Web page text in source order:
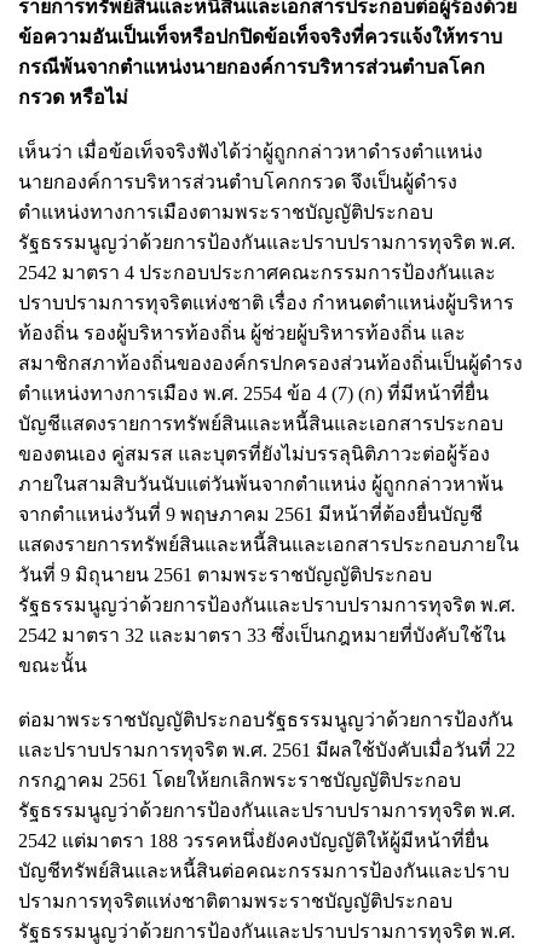
รายการทรัพย์สินและหนี้สินและเอกสารประกอบต่อผู้ร้องด้วย
ข้อความอันเป็นเท็จหรือปกปิดข้อเท็จจริงที่ควรแจ้งให้ทราบ
กรณีพ้นจากตำแหน่งนายกองค์การบริหารส่วนตำบลโคก
กรวด หรือไม่
เห็นว่า เมื่อข้อเท็จจริงฟังได้ว่าผู้ถูกกล่าวหาดำรงตำแหน่ง
นายกองค์การบริหารส่วนตำบโคกกรวด จึงเป็นผู้ดำรง
ตำแหน่งทางการเมืองตามพระราชบัญญัติประกอบ
รัฐธรรมนูญว่าด้วยการป้องกันและปราบปรามการทุจริต พ.ศ.
2542 มาตรา 4 ประกอบประกาศคณะกรรมการป้องกันและ
ปราบปรามการทุจริตแห่งชาติ เรื่อง กำหนดตำแหน่งผู้บริหาร
ท้องถิ่น รองผู้บริหารท้องถิ่น ผู้ช่วยผู้บริหารท้องถิ่น และ
สมาชิกสภาท้องถิ่นขององค์กรปกครองส่วนท้องถิ่นเป็นผู้ดำรง
ตำแหน่งทางการเมือง พ.ศ. 2554 ข้อ 4 (7) (ก) ที่มีหน้าที่ยื่น
บัญชีแสดงรายการทรัพย์สินและหนี้สินและเอกสารประกอบ
ของตนเอง คู่สมรส และบุตรที่ยังไม่บรรลุนิติภาวะต่อผู้ร้อง
ภายในสามสิบวันนับแต่วันพ้นจากตำแหน่ง ผู้ถูกกล่าวหาพ้น
จากตำแหน่งวันที่ 9 พฤษภาคม 2561 มีหน้าที่ต้องยื่นบัญชี
แสดงรายการทรัพย์สินและหนี้สินและเอกสารประกอบภายใน
วันที่ 9 มิถุนายน 2561 ตามพระราชบัญญัติประกอบ
รัฐธรรมนูญว่าด้วยการป้องกันและปราบปรามการทุจริต พ.ศ.
2542 มาตรา 32 และมาตรา 33 ซึ่งเป็นกฎหมายที่บังคับใช้ใน
ขณะนั้น
ต่อมาพระราชบัญญัติประกอบรัฐธรรมนูญว่าด้วยการป้องกัน
และปราบปรามการทุจริต พ.ศ. 2561 มีผลใช้บังคับเมื่อวันที่ 22
กรกฎาคม 2561 โดยให้ยกเลิกพระราชบัญญัติประกอบ
รัฐธรรมนูญว่าด้วยการป้องกันและปราบปรามการทุจริต พ.ศ.
2542 แต่มาตรา 188 วรรคหนึ่งยังคงบัญญัติให้ผู้มีหน้าที่ยื่น
บัญชีทรัพย์สินและหนี้สินต่อคณะกรรมการป้องกันและปราบ
ปรามการทุจริตแห่งชาติตามพระราชบัญญัติประกอบ
รัฐธรรมนูญว่าด้วยการป้องกันและปราบปรามการทุจริต พ.ศ.